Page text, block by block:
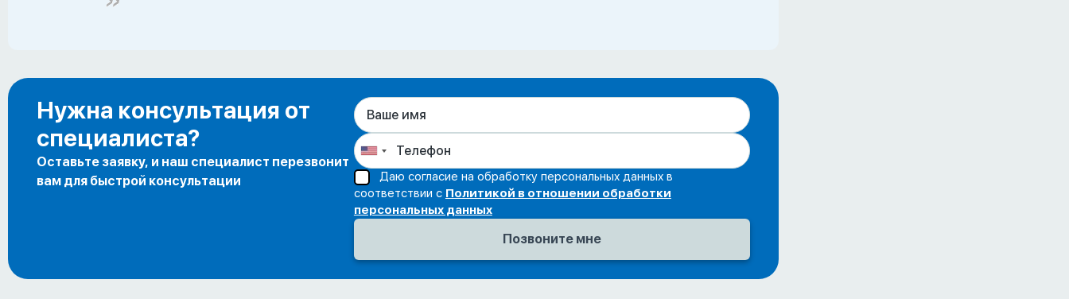
Нужна консультация от
специалиста?
Оставьте заявку, и наш специалист перезвонит
вам для быстрой консультации
Даю согласие на обработку персональных данных в
соответствии с Политикой в отношении обработки
персональных данных